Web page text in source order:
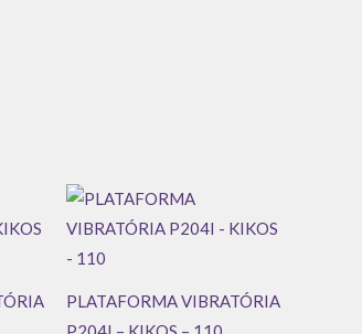
PLATAFORMA VIBRATÓRIA